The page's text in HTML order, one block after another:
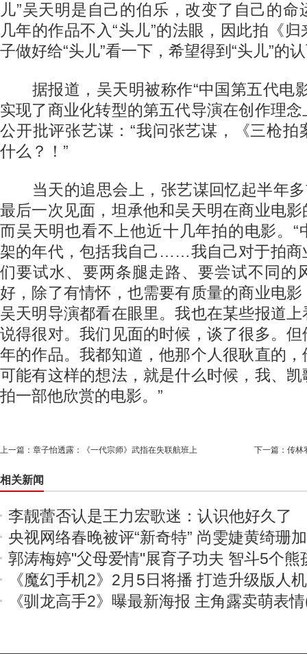
儿”吴天明是自己的伯乐，改变了自己的
几年的作品不入“头儿”的法眼，因此拍《
子做好给“头儿”看一下，希望得到“头儿”的
据报道，吴天明被称作“中国第五代电
实现了商业化转型的第五代导演在创作理
公开批评张艺谋：“我问张艺谋，《三枪拍
什么？！”
当天的追思会上，张艺谋回忆起半年多
最后一次见面，坦承他和吴天明在商业电
而吴天明也看不上他近十几年拍的电影。“
架的年代，包括我自己……我自己对于拍商
们要试水、要两条腿走路、要尝试不同的
好，除了有情怀，也需要有质量的商业电
吴天明导演都看在眼里。我也在某些报道
说得很对。我们见面的时候，谈了很多。
年的作品。我都知道，他那个人很耿直的
可能有这样的想法，就是什么时候，我、
拍一部他欣赏的电影。”
上一篇： 章子怡透露：《一代宗师》武指在失联航班上 下一篇： 传林
相关新闻
李靓蕾否认是王力宏歌迷：认识他好久了
央视网络春晚被评“新奇特” 尚雯婕黄绮珊
郭涛梅婷"父母爱情"展育子功夫 智斗5个熊
《魔幻手机2》2月5日将播 打造升级版人
《驯龙高手2》曝最新海报 主角露卖萌表